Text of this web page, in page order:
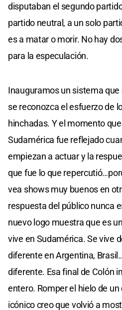
disputaban el segundo
partido neutral, a un solo
es a matar o morir. No hay
para la especulación.
Inauguramos un sistema
se reconozca el esfuerzo de
hinchadas. Y el momento
Sudamérica fue reflejado
empiezan a actuar y la
que fue lo que
vea shows muy buenos en
respuesta del público nunca
nuevo logo muestra que es
vive en Sudamérica. Se vive
diferente en Argentina,
diferente. Esa final de Colón
entero. Romper el hielo de
icónico creo que volvió a